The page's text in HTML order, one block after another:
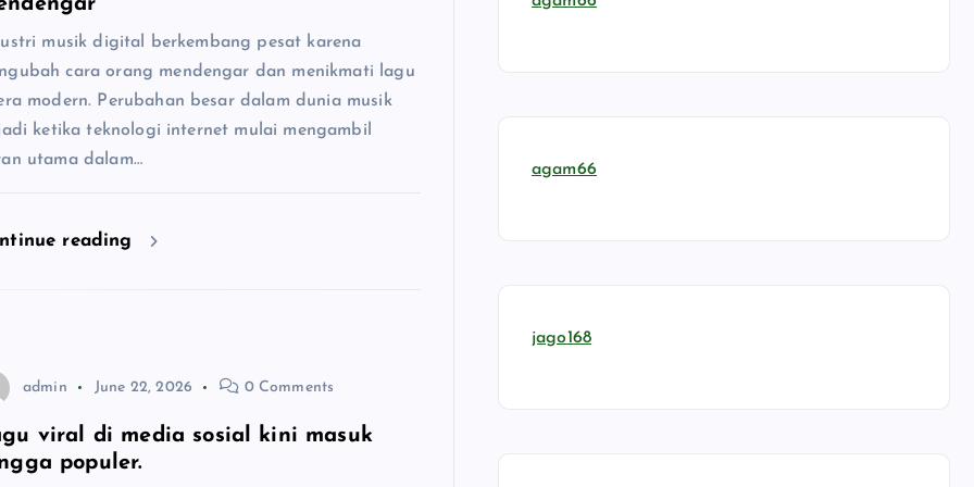
musik digital berkembang pesat karena
cara orang mendengar dan menikmati lagu
modern. Perubahan besar dalam dunia musik
ketika teknologi internet mulai mengambil
utama dalam…
reading
admin June 22, 2026 0 Comments
viral di media sosial kini masuk
populer.
agam66
jago168